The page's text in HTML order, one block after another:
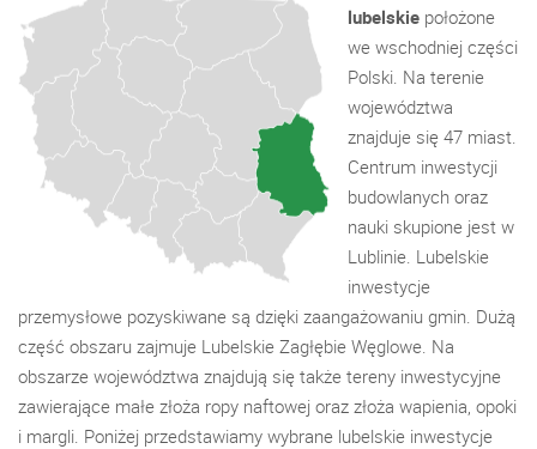
lubelskie położone
we wschodniej części
Polski. Na terenie
województwa
znajduje się 47 miast.
Centrum inwestycji
budowlanych oraz
nauki skupione jest w
Lublinie. Lubelskie
inwestycje
przemysłowe pozyskiwane są dzięki zaangażowaniu gmin. Dużą
część obszaru zajmuje Lubelskie Zagłębie Węglowe. Na
obszarze województwa znajdują się także tereny inwestycyjne
zawierające małe złoża ropy naftowej oraz złoża wapienia, opoki
i margli. Poniżej przedstawiamy wybrane lubelskie inwestycje